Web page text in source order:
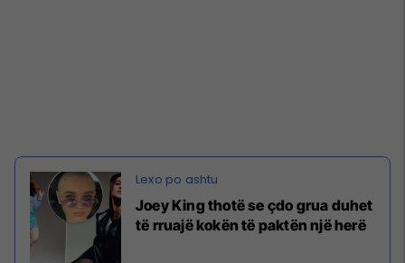
Joey King thotë se çdo grua duhet
të rruajë kokën të paktën një herë